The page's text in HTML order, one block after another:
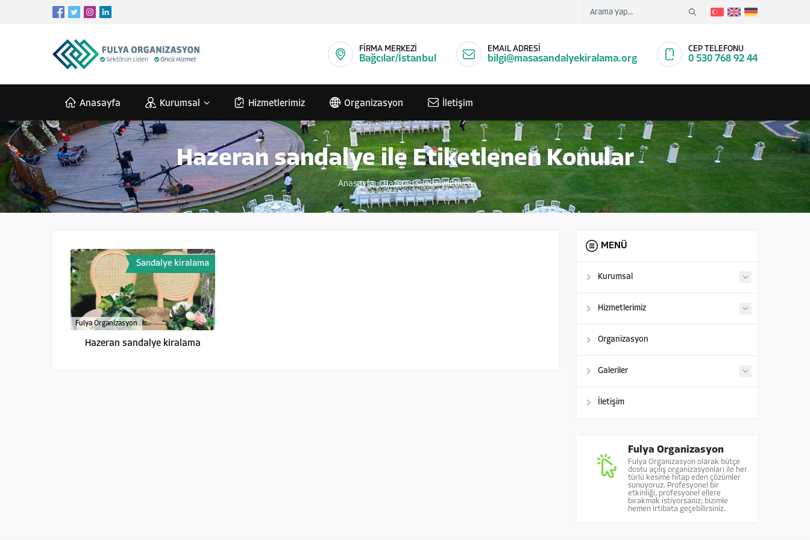
FİRMA MERKEZİ
Bağcılar/İstanbul
EMAIL ADRESİ
bilgi@masasandalyekiralama.org
CEP TELEFONU
0 530 768 92 44
Anasayfa Kurumsal Hizmetlerimiz Organizasyon İletişim
Hazeran sandalye ile Etiketlenen Konular
Anasayfa»Hazeran sandalyeEtiketi
Fulya Organizasyon
Sandalye kiralama
Hazeran sandalye kiralama
MENÜ
Kurumsal
Hizmetlerimiz
Organizasyon
Galeriler
İletişim
Fulya Organizasyon
Fulya Organizasyon olarak bütçe
dostu açılış organizasyonları ile her
türlü kesime hitap eden çözümler
sunuyoruz. Profesyonel bir
etkinliği, profesyonel ellere
bırakmak istiyorsanız; bizimle
hemen irtibata geçebilirsiniz.